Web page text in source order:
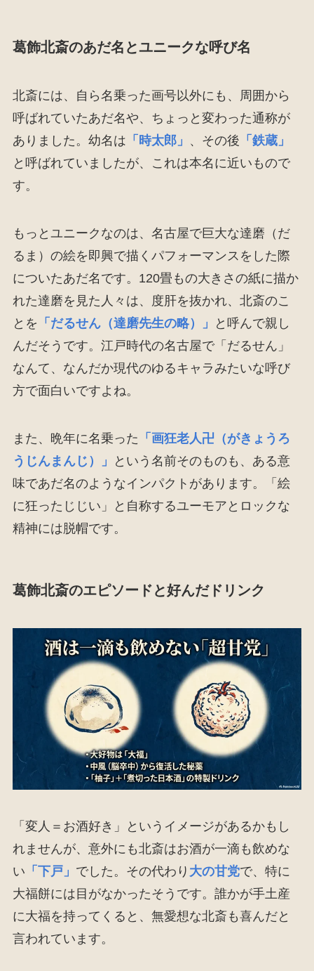
葛飾北斎のあだ名とユニークな呼び名
北斎には、自ら名乗った画号以外にも、周囲から
呼ばれていたあだ名や、ちょっと変わった通称が
ありました。幼名は 「時太郎」 、その後 「鉄蔵」
と呼ばれていましたが、これは本名に近いもので
す。
もっとユニークなのは、名古屋で巨大な達磨（だ
るま）の絵を即興で描くパフォーマンスをした際
についたあだ名です。120畳もの大きさの紙に描か
れた達磨を見た人々は、度肝を抜かれ、北斎のこ
とを 「だるせん（達磨先生の略）」
と呼んで親し
んだそうです。江戸時代の名古屋で「だるせん」
なんて、なんだか現代のゆるキャラみたいな呼び
方で面白いですよね。
また、晩年に名乗った 「画狂老人卍（がきょうろ
うじんまんじ）」
という名前そのものも、ある意
味であだ名のようなインパクトがあります。「絵
に狂ったじじい」と自称するユーモアとロックな
精神には脱帽です。
葛飾北斎のエピソードと好んだドリンク
「変人＝お酒好き」というイメージがあるかもし
れませんが、意外にも北斎はお酒が一滴も飲めな
い 「下戸」 でした。その代わり 大の甘党で、特に
大福餅には目がなかったそうです。誰かが手土産
に大福を持ってくると、無愛想な北斎も喜んだと
言われています。